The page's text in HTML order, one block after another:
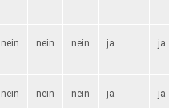
nein nein nein ja ja
nein nein nein ja ja